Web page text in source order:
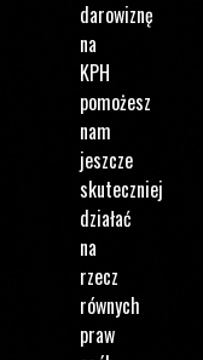
darowiznę
na
KPH
pomożesz
nam
jeszcze
skuteczniej
działać
na
rzecz
równych
praw